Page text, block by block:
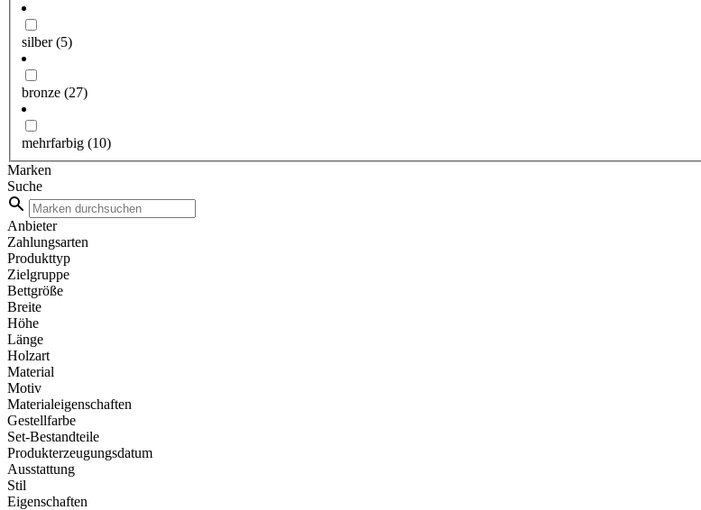
silber(5)
bronze (27)
mehrfarbig (10)
Marken
Suche
Anbieter
Zahlungsarten
Produkttyp
Zielgruppe
Bettgröße
Breite
Höhe
Länge
Holzart
Material
Motiv
Materialeigenschaften
Gestellfarbe
Set-Bestandteile
Produkterzeugungsdatum
Ausstattung
Stil
Eigenschaften